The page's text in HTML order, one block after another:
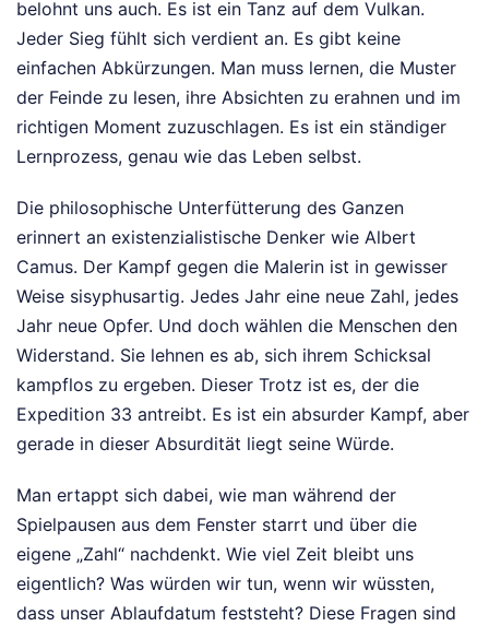
belohnt uns auch. Es ist ein Tanz auf dem Vulkan.
Jeder Sieg fühlt sich verdient an. Es gibt keine
einfachen Abkürzungen. Man muss lernen, die Muster
der Feinde zu lesen, ihre Absichten zu erahnen und im
richtigen Moment zuzuschlagen. Es ist ein ständiger
Lernprozess, genau wie das Leben selbst.
Die philosophische Unterfütterung des Ganzen
erinnert an existenzialistische Denker wie Albert
Camus. Der Kampf gegen die Malerin ist in gewisser
Weise sisyphusartig. Jedes Jahr eine neue Zahl, jedes
Jahr neue Opfer. Und doch wählen die Menschen den
Widerstand. Sie lehnen es ab, sich ihrem Schicksal
kampflos zu ergeben. Dieser Trotz ist es, der die
Expedition 33 antreibt. Es ist ein absurder Kampf, aber
gerade in dieser Absurdität liegt seine Würde.
Man ertappt sich dabei, wie man während der
Spielpausen aus dem Fenster starrt und über die
eigene „Zahl“ nachdenkt. Wie viel Zeit bleibt uns
eigentlich? Was würden wir tun, wenn wir wüssten,
dass unser Ablaufdatum feststeht? Diese Fragen sind